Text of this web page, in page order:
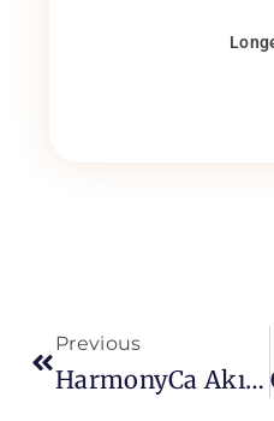
Previous
HarmonyCa Akıllı Dolgu Uygulaması | Medlook Nişantaşı